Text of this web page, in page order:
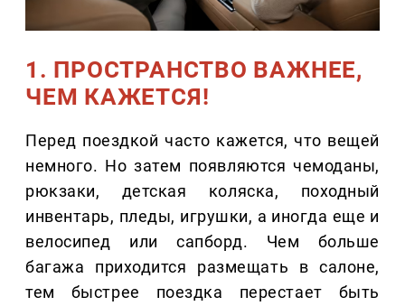
1. ПРОСТРАНСТВО ВАЖНЕЕ,
ЧЕМ КАЖЕТСЯ!
Перед поездкой часто кажется, что вещей
немного. Но затем появляются чемоданы,
рюкзаки, детская коляска, походный
инвентарь, пледы, игрушки, а иногда еще и
велосипед или сапборд. Чем больше
багажа приходится размещать в салоне,
тем быстрее поездка перестает быть